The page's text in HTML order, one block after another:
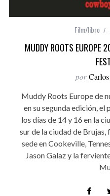
Film/libro
MUDDY ROOTS EUROPE
por
Muddy Roots Europe de
en su segunda edición,
los días de 14 y 16 en la
sur de la ciudad de
sede en Cookeville,
Jason Galaz y la